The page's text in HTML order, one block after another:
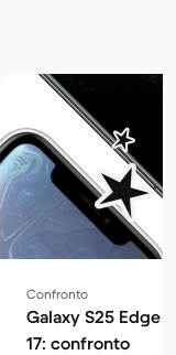
Confronto
Galaxy S25 Edge
17: confronto